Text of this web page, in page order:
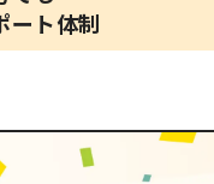
ート体制